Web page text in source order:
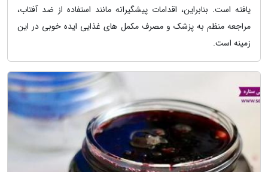
یافته است. بنابراین، اقدامات پیشگیرانه مانند استفاده از ضد آفتاب،
مراجعه منظم به پزشک و مصرف مکمل های غذایی ایده خوبی در این
زمینه است.